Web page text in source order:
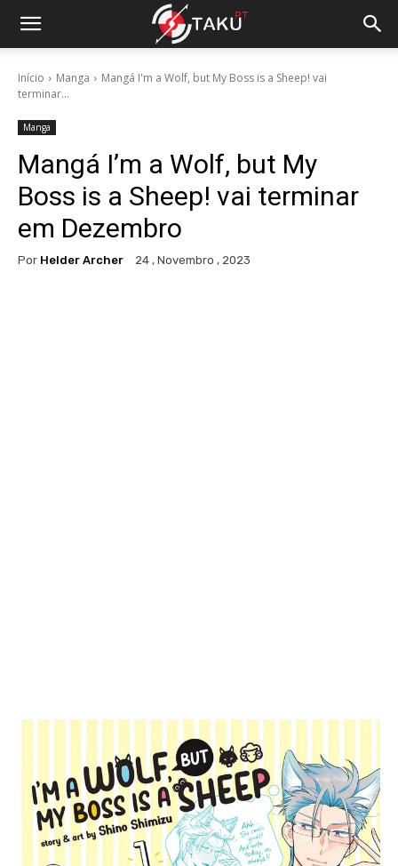
Início Manga
Mangá I'm a Wolf, but My Boss is a Sheep! vai
terminar...
Manga
Mangá I’m a Wolf, but My
Boss is a Sheep! vai terminar
em Dezembro
Por Helder Archer 24 , Novembro , 2023